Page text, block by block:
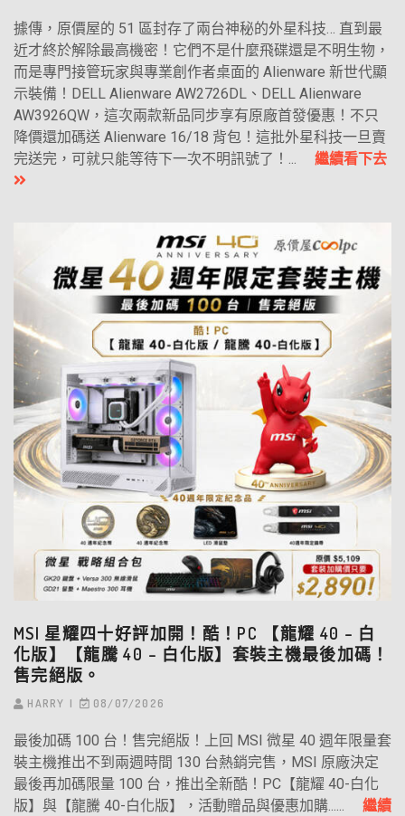
據傳，原價屋的 51 區封存了兩台神秘的外星科技… 直到最
近才終於解除最高機密！它們不是什麼飛碟還是不明生物，
而是專門接管玩家與專業創作者桌面的 Alienware 新世代顯
示裝備！DELL Alienware AW2726DL、DELL Alienware
AW3926QW，這次兩款新品同步享有原廠首發優惠！不只
降價還加碼送 Alienware 16/18 背包！這批外星科技一旦賣
完送完，可就只能等待下一次不明訊號了！... 繼續看下去
MSI 星耀四十好評加開！酷！PC 【龍耀 40 – 白
化版】【龍騰 40 – 白化版】套裝主機最後加碼！
售完絕版。
HARRY 08/07/2026
最後加碼 100 台！售完絕版！上回 MSI 微星 40 週年限量套
裝主機推出不到兩週時間 130 台熱銷完售，MSI 原廠決定
最後再加碼限量 100 台，推出全新酷！PC【龍耀 40-白化
版】與【龍騰 40-白化版】，活動贈品與優惠加購...... 繼續